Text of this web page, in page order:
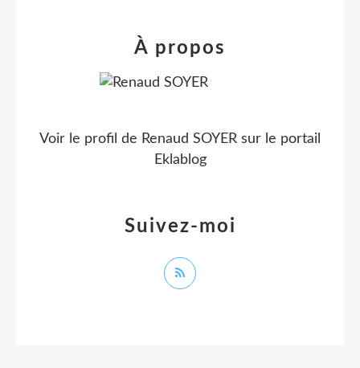
Suivez-moi
À propos
Voir le profil de Renaud SOYER sur le portail
Eklablog